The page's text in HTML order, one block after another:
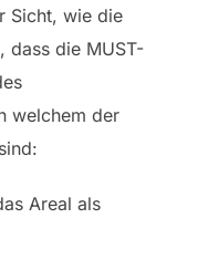
Sicht, wie die
dass die MUST-
welchem der
Areal als